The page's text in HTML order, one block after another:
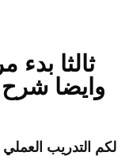
ثالثا بدء
وايضا شرح
لكم التدريب